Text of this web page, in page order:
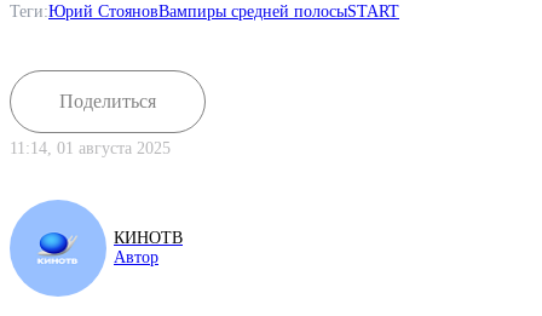
Теги:Юрий СтояновВампиры средней полосыSTART
Поделиться
11:14, 01 августа 2025
КИНОТВ
Автор